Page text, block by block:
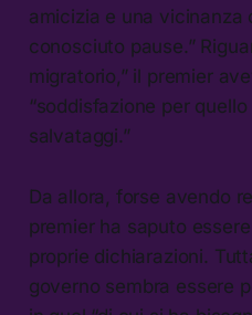
amicizia e una vicinanza
conosciuto pause.”
migratorio,” il premier
“soddisfazione per
salvataggi.”
Da allora, forse avendo
premier ha saputo
proprie dichiarazioni.
governo sembra essere